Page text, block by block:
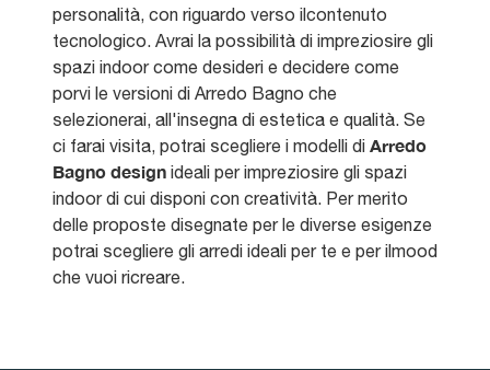
personalità, con riguardo verso ilcontenuto
tecnologico. Avrai la possibilità di impreziosire gli
spazi indoor come desideri e decidere come
porvi le versioni di Arredo Bagno che
selezionerai, all'insegna di estetica e qualità. Se
ci farai visita, potrai scegliere i modelli di Arredo
Bagno design ideali per impreziosire gli spazi
indoor di cui disponi con creatività. Per merito
delle proposte disegnate per le diverse esigenze
potrai scegliere gli arredi ideali per te e per ilmood
che vuoi ricreare.